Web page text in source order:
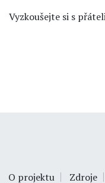
Vyzkoušejte si s
O projektu Zdroje